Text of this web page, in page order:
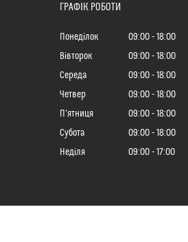
ГРАФІК РОБОТИ
Понеділок 09:00
18:00
Вівторок
09:00
18:00
Середа
09:00
18:00
Четвер
09:00
18:00
Пʼятниця
09:00
18:00
Субота
09:00
18:00
Неділя
09:00 17:00